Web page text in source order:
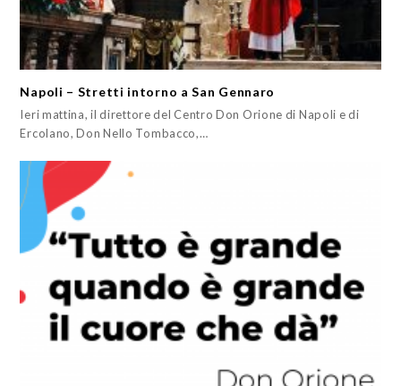
Napoli – Stretti intorno a San Gennaro
Ieri mattina, il direttore del Centro Don Orione di Napoli e di
Ercolano, Don Nello Tombacco,…